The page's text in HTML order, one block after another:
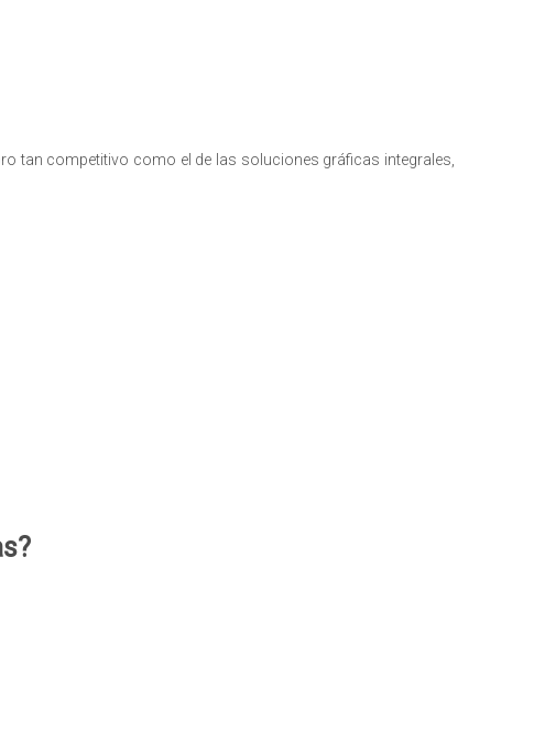
tan competitivo como el de las soluciones gráficas integrales,